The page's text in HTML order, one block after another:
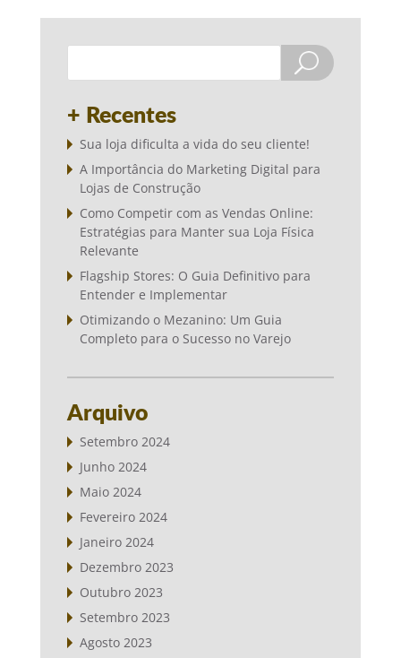
+ Recentes
Sua loja dificulta a vida do seu cliente!
A Importância do Marketing Digital para
Lojas de Construção
Como Competir com as Vendas Online:
Estratégias para Manter sua Loja Física
Relevante
Flagship Stores: O Guia Definitivo para
Entender e Implementar
Otimizando o Mezanino: Um Guia
Completo para o Sucesso no Varejo
Arquivo
Setembro 2024
Junho 2024
Maio 2024
Fevereiro 2024
Janeiro 2024
Dezembro 2023
Outubro 2023
Setembro 2023
Agosto 2023